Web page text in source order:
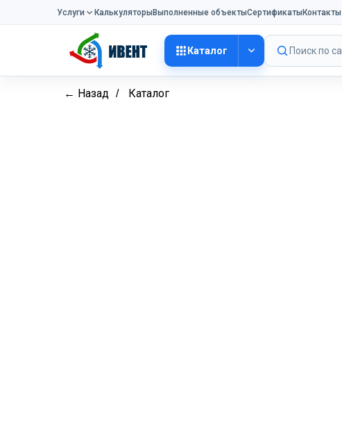
Услуги КалькуляторыВыполненные объектыСертификатыКонтакты
Каталог Поиск по
← Назад / Каталог